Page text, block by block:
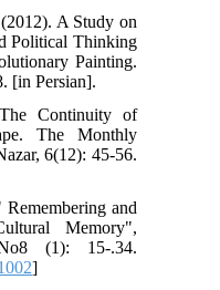
A. (2012). A Study on
and Political Thinking
of Revolutionary Painting.
65-88. [in Persian].
The Continuity of
The Monthly
e Nazar, 6(12): 45-56.
" Remembering and
as Cultural Memory",
No8 (1): 15-.34.